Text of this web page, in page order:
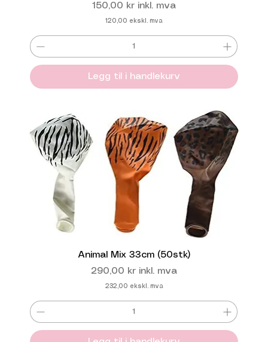
Pris
150,00 kr inkl. mva
120,00 ekskl. mva
Legg til i handlekurv
Animal Mix 33cm (50stk)
Pris
290,00 kr inkl. mva
232,00 ekskl. mva